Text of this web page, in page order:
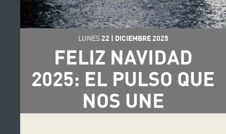
LUNES 22 | DICIEMBRE 2025
FELIZ NAVIDAD
2025: EL PULSO QUE
NOS UNE